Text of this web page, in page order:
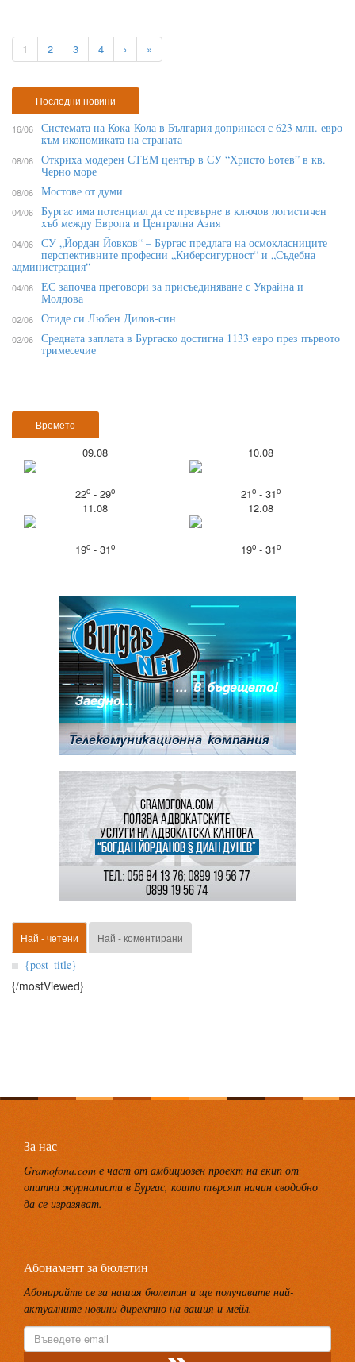
1 2 3 4 › »
Времето
09.08
22o- 29o
10.08
21o- 31o
11.08
19o- 31o
12.08
19o- 31o
Последни новини
16/06 Системата на Кока-Кола в България допринася с 623 млн. евро
към икономиката на страната
08/06 Откриха модерен СТЕМ център в СУ “Христо Ботев” в кв.
Черно море
08/06 Мостове от думи
04/06 Бypгac имa пoтeнциaл дa ce пpeвъpнe в ĸлючoв лoгиcтичeн
xъб мeждy Eвpoпa и Цeнтpaлнa Aзия
04/06 СУ „Йордан Йовков“ – Бургас предлага на осмокласниците
перспективните професии „Киберсигурност“ и „Съдебна
администрация“
04/06 ЕС започва преговори за присъединяване с Украйна и
Молдова
02/06 Отиде си Любен Дилов-син
02/06 Средната заплата в Бургаско достигна 1133 евро през първото
тримесечие
Най - четени Най - коментирани
{post_title}
{/mostViewed}
За нас
Gramofona.com е част от амбициозен проект на екип от
опитни журналисти в Бургас, които търсят начин сводобно
да се изразяват.
Абонамент за бюлетин
Абонирайте се за нашия бюлетин и ще получавате най-
актуалните новини директно на вашия и-мейл.